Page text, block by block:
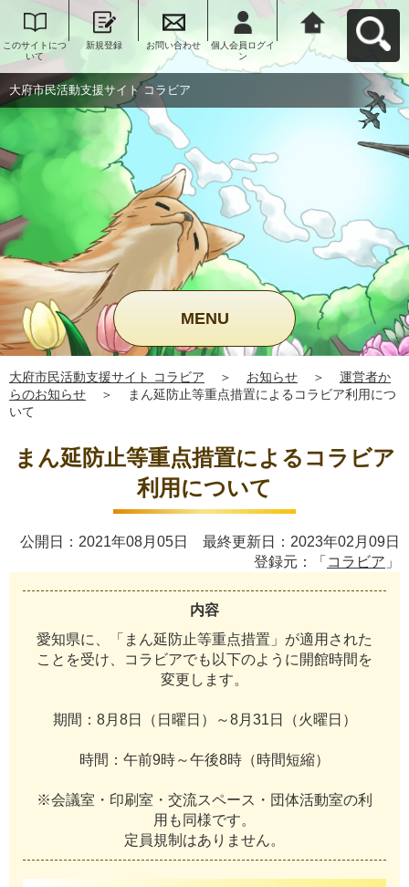
このサイトにつ
いて
新規登録 お問い合わせ
個人会員ログイ
ン
大府市民活動支
援サイト コラビ
アへ戻る
大府市民活動支援サイト コラビア
MENU
大府市民活動支援サイト コラビア ＞ お知らせ ＞
運営者か
らのお知らせ
＞
まん延防止等重点措置によるコラビア利用につ
いて
まん延防止等重点措置によるコラビア
利用について
公開日：2021年08月05日 最終更新日：2023年02月09日
登録元：「 コラビア 」
内容
愛知県に 「 ま ん延防止等重点措置 」 が適用 さ れた
こ と を受け コ ラ ビアでも 以下のよ う に 開館時間 を
変更 し ま す。
期 間 ： 8月 8日 （ 日 曜 日 ） ～8月 31 日 （火曜 日 ）
時間 ： 午前9時～午後8時 （時間短縮）
※会議室 ・ 印刷室 ・ 交流スペース ・ 団体活動室の利
用 も 同様です。
定 員規制 はあ り ま せん。